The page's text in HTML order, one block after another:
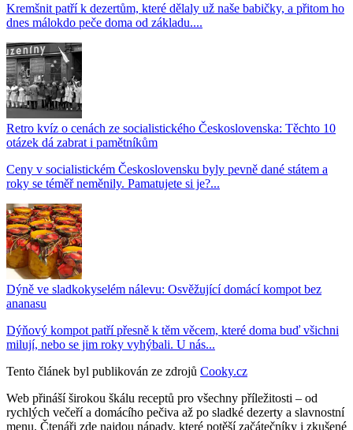
Kremšnit patří k dezertům, které dělaly už naše babičky, a přitom ho
dnes málokdo peče doma od základu....
Retro kvíz o cenách ze socialistického Československa: Těchto 10
otázek dá zabrat i pamětníkům
Ceny v socialistickém Československu byly pevně dané státem a
roky se téměř neměnily. Pamatujete si je?...
Dýně ve sladkokyselém nálevu: Osvěžující domácí kompot bez
ananasu
Dýňový kompot patří přesně k těm věcem, které doma buď všichni
milují, nebo se jim roky vyhýbali. U nás...
Tento článek byl publikován ze zdrojů Cooky.cz
Web přináší širokou škálu receptů pro všechny příležitosti – od
rychlých večeří a domácího pečiva až po sladké dezerty a slavnostní
menu. Čtenáři zde najdou nápady, které potěší začátečníky i zkušené